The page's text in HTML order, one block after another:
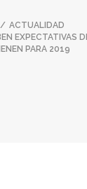
ACTUALIDAD
EXPECTATIVAS
PARA 2019